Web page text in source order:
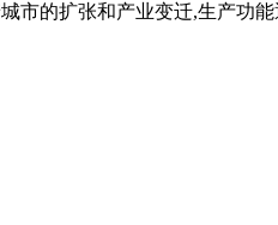
的扩张和产业变迁,生产功